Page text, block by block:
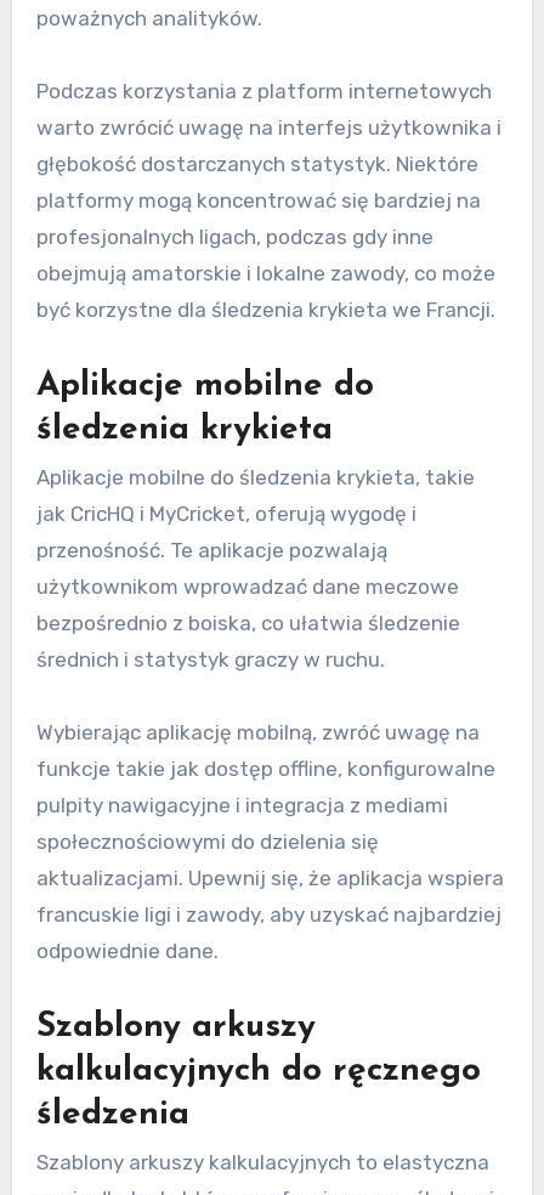
poważnych analityków.
Podczas korzystania z platform internetowych
warto zwrócić uwagę na interfejs użytkownika i
głębokość dostarczanych statystyk. Niektóre
platformy mogą koncentrować się bardziej na
profesjonalnych ligach, podczas gdy inne
obejmują amatorskie i lokalne zawody, co może
być korzystne dla śledzenia krykieta we Francji.
Aplikacje mobilne do
śledzenia krykieta
Aplikacje mobilne do śledzenia krykieta, takie
jak CricHQ i MyCricket, oferują wygodę i
przenośność. Te aplikacje pozwalają
użytkownikom wprowadzać dane meczowe
bezpośrednio z boiska, co ułatwia śledzenie
średnich i statystyk graczy w ruchu.
Wybierając aplikację mobilną, zwróć uwagę na
funkcje takie jak dostęp offline, konfigurowalne
pulpity nawigacyjne i integracja z mediami
społecznościowymi do dzielenia się
aktualizacjami. Upewnij się, że aplikacja wspiera
francuskie ligi i zawody, aby uzyskać najbardziej
odpowiednie dane.
Szablony arkuszy
kalkulacyjnych do ręcznego
śledzenia
Szablony arkuszy kalkulacyjnych to elastyczna